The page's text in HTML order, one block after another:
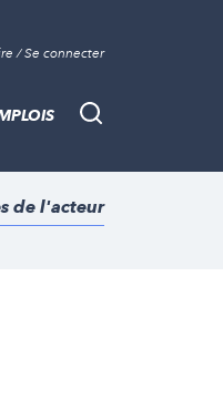
/ Se connecter
Recherche
de l'acteur